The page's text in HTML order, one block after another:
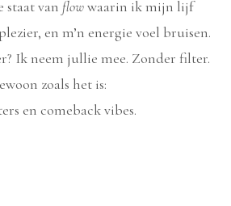
staat van flowwaarin ik mijn lijf
en m’n energie voel bruisen.
Ik neem jullie mee. Zonder filter.
zoals het is:
en comeback vibes.